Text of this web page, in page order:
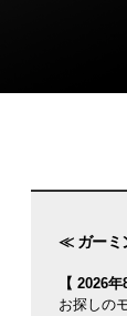
≪ ガー
【 2026
お探しの